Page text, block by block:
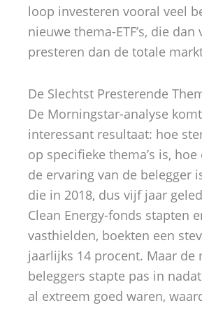
loop investeren vooral veel
nieuwe thema-ETF’s, die dan
presteren dan de totale
De Slechtst Presterende
De Morningstar-analyse
interessant resultaat: hoe
op specifieke thema’s is,
de ervaring van de belegger
die in 2018, dus vijf jaar
Clean Energy-fonds stapten
vasthielden, boekten een
jaarlijks 14 procent. Maar de
beleggers stapte pas in
al extreem goed waren,